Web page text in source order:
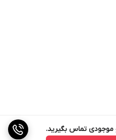
تماس بگیرید.